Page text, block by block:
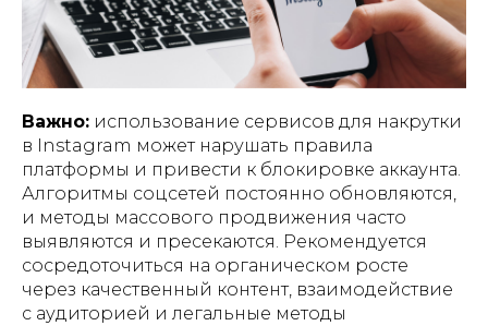
Важно: использование сервисов для накрутки
в Instagram может нарушать правила
платформы и привести к блокировке аккаунта.
Алгоритмы соцсетей постоянно обновляются,
и методы массового продвижения часто
выявляются и пресекаются. Рекомендуется
сосредоточиться на органическом росте
через качественный контент, взаимодействие
с аудиторией и легальные методы